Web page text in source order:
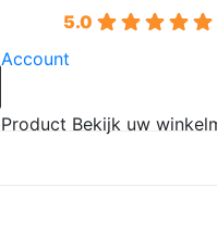
5.0
Account
Product Bekijk uw